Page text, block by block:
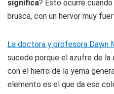
significa? Esto ocurre
brusca, con un hervor muy
La doctora y profesora Dawn
sucede porque el azufre de la
con el hierro de la yema
elemento es el que da ese